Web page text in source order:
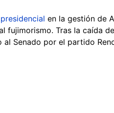
en la gestión de
fujimorismo. Tras la caída
Senado por el partido